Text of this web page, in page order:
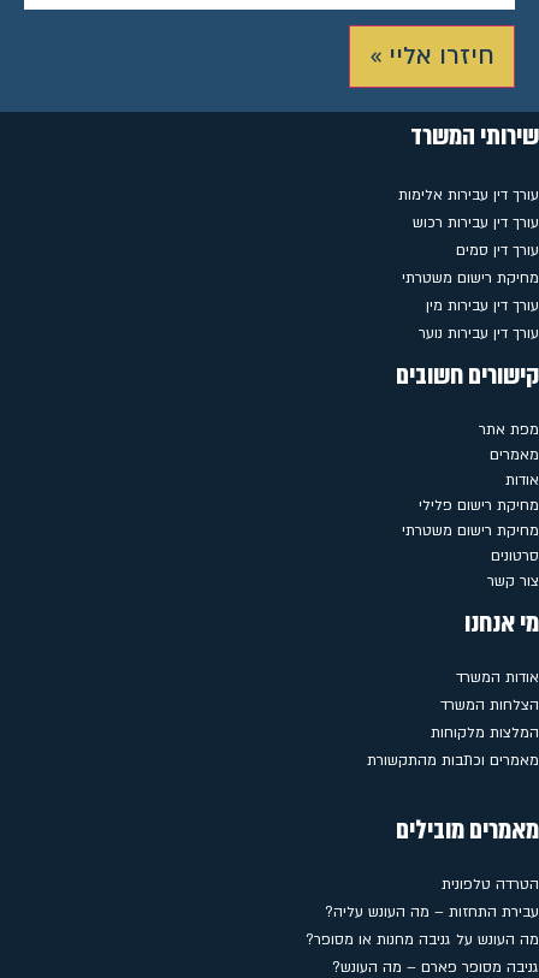
חיזרו אליי »
שירותי המשרד
עורך דין עבירות אלימות
עורך דין עבירות רכוש
עורך דין סמים
מחיקת רישום משטרתי
עורך דין עבירות מין
עורך דין עבירות נוער
קישורים חשובים
מפת אתר
מאמרים
אודות
מחיקת רישום פלילי
מחיקת רישום משטרתי
סרטונים
צור קשר
מי אנחנו
אודות המשרד
הצלחות המשרד
המלצות מלקוחות
מאמרים וכתבות מהתקשורת
מאמרים מובילים
הטרדה טלפונית
עבירת התחזות – מה העונש עליה?
מה העונש על גניבה מחנות או מסופר?
גניבה מסופר פארם – מה העונש?